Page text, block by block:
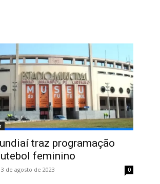
traz programação
feminino
3 de agosto de 2023 0